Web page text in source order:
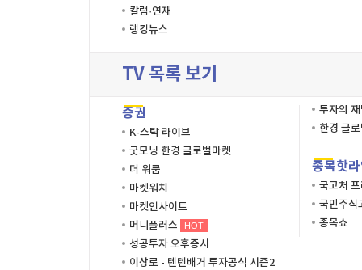
칼럼·연재
랭킹뉴스
TV 목록 보기
증권
K-스탁 라이브
굿모닝 한경 글로벌마켓
더 워룸
마켓워치
마켓인사이트
머니플러스
HOT
성공투자 오후증시
이상로 - 텐텐배거 투자공식 시즌2
투자의
한경 글
종목핫
국고처
국민주식
종목쇼